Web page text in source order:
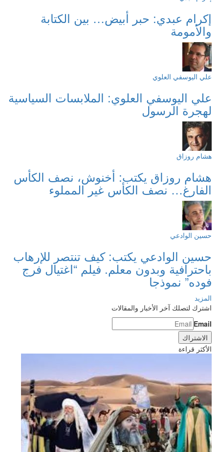
إكرام عبدي: حبر أبيض… بين الكتابة
والأمومة
علي اليوسفي العلوي
علي اليوسفي العلوي: الملابسات السياسية
لهجرة الرسول
هشام روزاق
هشام روزاق يكتب: أخنوش، نصف الكأس
الفارغ… نصف الكأس غير المملوء
حسين الوادعي
حسين الوادعي يكتب: كيف تنتصر للإرهاب
باحترافية وبدون معلم. فيلم “اغتيال فرج
فوده” نموذجا
المزيد
اشترك لتصلك آخر الأخبار والمقالات
Email
الأكثر قراءة